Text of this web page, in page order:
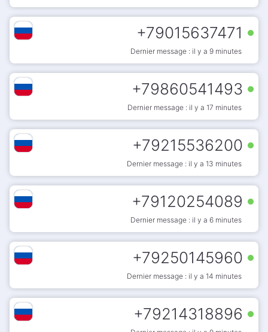
+79015637471
Dernier message : il y a 9 minutes
+79860541493
Dernier message : il y a 17 minutes
+79215536200
Dernier message : il y a 13 minutes
+79120254089
Dernier message : il y a 6 minutes
+79250145960
Dernier message : il y a 14 minutes
+79214318896